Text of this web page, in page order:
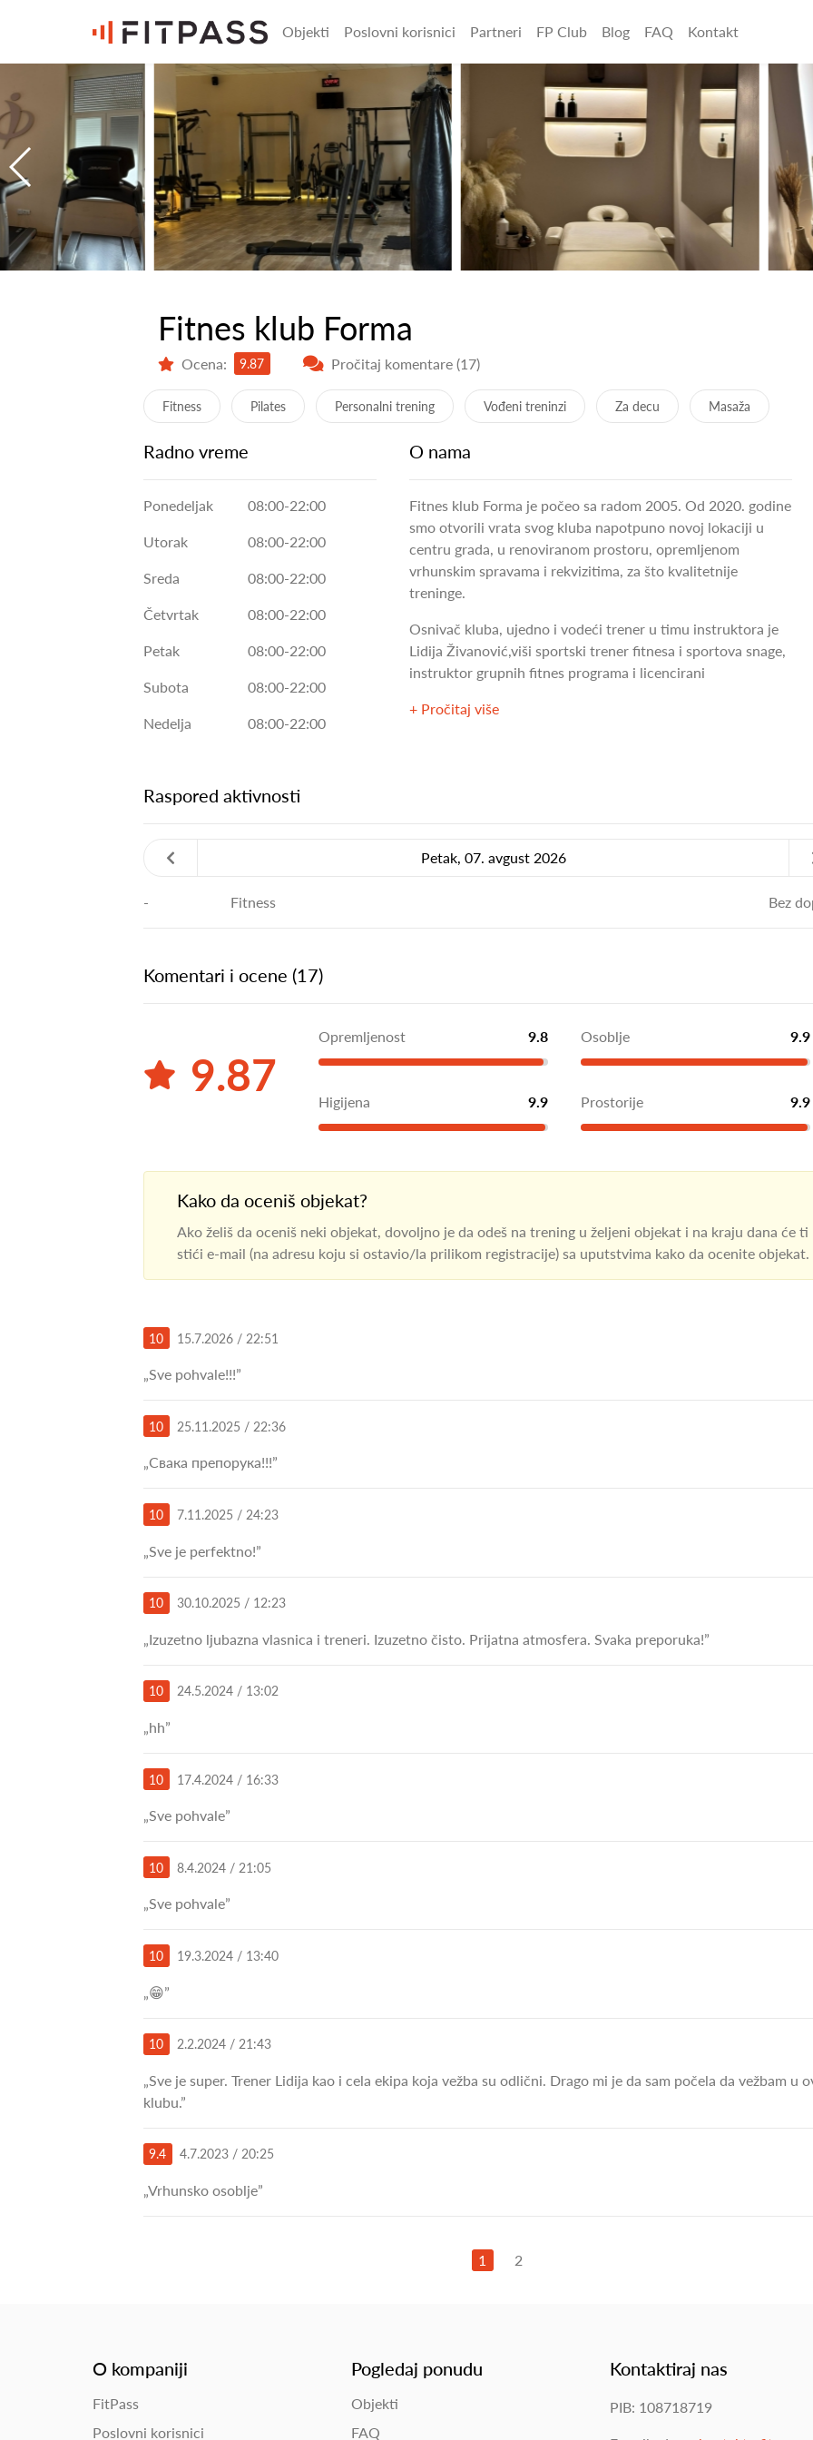
Objekti Poslovni korisnici Partneri FP Club Blog FAQ Kontakt
Fitnes klub Forma
Ocena: 9.87 Pročitaj komentare (17)
Fitness Pilates Personalni trening Vođeni treninzi Za decu Masaža
Radno vreme
Ponedeljak 08:00-22:00
Utorak 08:00-22:00
Sreda 08:00-22:00
Četvrtak 08:00-22:00
Petak 08:00-22:00
Subota 08:00-22:00
Nedelja 08:00-22:00
O nama
Fitnes klub Forma je počeo sa radom 2005. Od 2020. godine
smo otvorili vrata svog kluba napotpuno novoj lokaciji u
centru grada, u renoviranom prostoru, opremljenom
vrhunskim spravama i rekvizitima, za što kvalitetnije
treninge.
Osnivač kluba, ujedno i vodeći trener u timu instruktora je
Lidija Živanović,viši sportski trener fitnesa i sportova snage,
instruktor grupnih fitnes programa i licencirani
+ Pročitaj više
Raspored aktivnosti
Petak, 07. avgust 2026
- Fitness Bez
Komentari i ocene (17)
9.87
Opremljenost 9.8 Osoblje 9.9
Higijena 9.9 Prostorije 9.9
Kako da oceniš objekat?
Ako želiš da oceniš neki objekat, dovoljno je da odeš na trening u željeni objekat i na kraju dana će ti
stići e-mail (na adresu koju si ostavio/la prilikom registracije) sa uputstvima kako da ocenite objekat.
10 15.7.2026 / 22:51
„Sve pohvale!!!”
10 25.11.2025 / 22:36
„Свака препорука!!!”
10 7.11.2025 / 24:23
„Sve je perfektno!”
10 30.10.2025 / 12:23
„Izuzetno ljubazna vlasnica i treneri. Izuzetno čisto. Prijatna atmosfera. Svaka preporuka!”
10 24.5.2024 / 13:02
„hh”
10 17.4.2024 / 16:33
„Sve pohvale”
10 8.4.2024 / 21:05
„Sve pohvale”
10 19.3.2024 / 13:40
„😁”
10 2.2.2024 / 21:43
„Sve je super. Trener Lidija kao i cela ekipa koja vežba su odlični. Drago mi je da sam počela da vežbam u
klubu.”
9.4 4.7.2023 / 20:25
„Vrhunsko osoblje”
1 2
O kompaniji
FitPass
Poslovni korisnici
Pogledaj ponudu
Objekti
FAQ
Kontaktiraj nas
PIB: 108718719